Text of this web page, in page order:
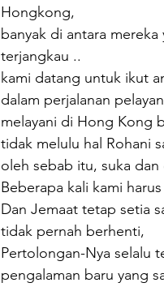
Hongkong,
banyak di antara
terjangkau ..
kami datang untuk ikut
dalam perjalanan
melayani di Hong Kong
tidak melulu hal Rohani
oleh sebab itu, suka
Beberapa kali kami
Dan Jemaat tetap setia
tidak pernah berhenti,
Pertolongan-Nya selalu
pengalaman baru yang